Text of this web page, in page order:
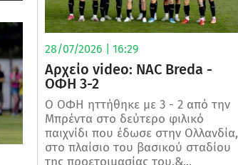
28/07/2026 | 16:29
Αρχείο video: NAC Breda -
ΟΦΗ 3-2
Ο ΟΦΗ ηττήθηκε με 3 - 2 από την
Μπρέντα στο δεύτερο φιλικό
παιχνίδι που έδωσε στην Ολλανδία,
στο πλαίσιο του βασικού σταδίου
της προετοιμασίας του.&...